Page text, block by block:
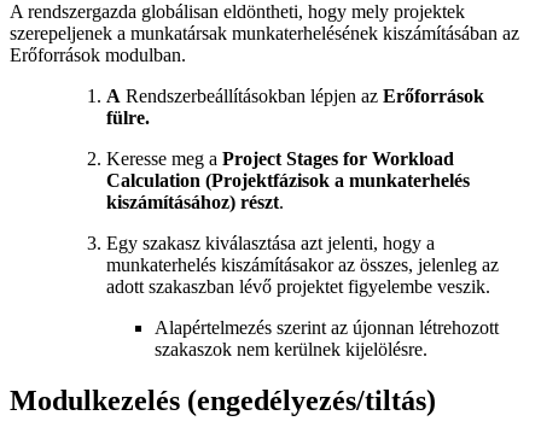
A rendszergazda globálisan eldöntheti, hogy mely projektek
szerepeljenek a munkatársak munkaterhelésének kiszámításában az
Erőforrások modulban.
A Rendszerbeállításokban lépjen az Erőforrások
fülre.
Keresse meg a Project Stages for Workload
Calculation (Projektfázisok a munkaterhelés
kiszámításához) részt.
Egy szakasz kiválasztása azt jelenti, hogy a
munkaterhelés kiszámításakor az összes, jelenleg az
adott szakaszban lévő projektet figyelembe veszik.
Alapértelmezés szerint az újonnan létrehozott
szakaszok nem kerülnek kijelölésre.
Modulkezelés (engedélyezés/tiltás)